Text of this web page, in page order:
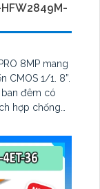
HFW2849M-
8MP mang
CMOS 1/1. 8”.
đêm có